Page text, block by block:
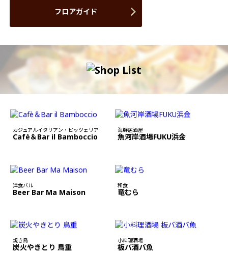
フロアガイド
カジュアルイタリアン・ピッツェリア
Cafè＆Bar il Bamboccio
海鮮居酒屋
魚河岸酒場FUKU浜金
洋食バル
Beer Bar Ma Maison
和食
竜むら
焼き鳥
炭火やきとり 鳥重
小料理酒場
板バ酒バ魚